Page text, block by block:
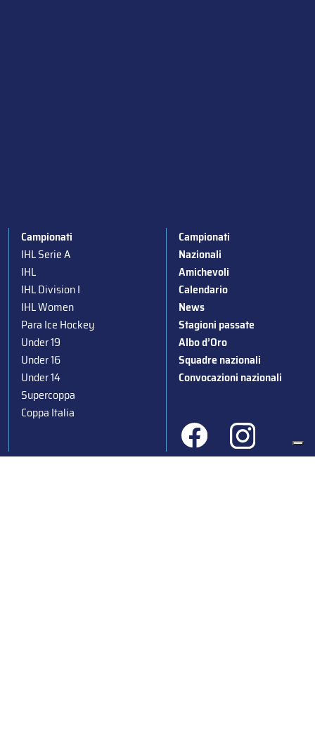
Campionati
IHL Serie A
IHL
IHL Division I
IHL Women
Para Ice Hockey
Under 19
Under 16
Under 14
Supercoppa
Coppa Italia
Campionati
Nazionali
Amichevoli
Calendario
News
Stagioni passate
Albo d’Oro
Squadre nazionali
Convocazioni nazionali